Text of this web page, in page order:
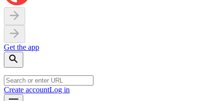
Get the app
Create accountLog in